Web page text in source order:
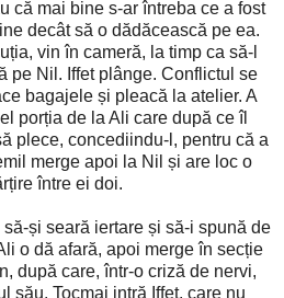
că mai bine s-ar întreba ce a fost
decât să o dădăcească pe ea.
vin în cameră, la timp ca să-l
pe Nil. Iffet plânge. Conflictul se
bagajele și pleacă la atelier. A
porția de la Ali care după ce îl
plece, concediindu-l, pentru că a
merge apoi la Nil și are loc o
între ei doi.
și seară iertare și să-i spună de
o dă afară, apoi merge în secție
după care, într-o criză de nervi,
său. Tocmai intră Iffet, care nu